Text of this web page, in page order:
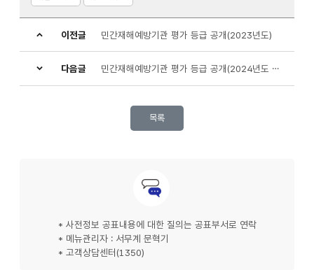
이전글 민간재해예방기관 평가 등급 공개(2023년도)
다음글 민간재해예방기관 평가 등급 공개(2024년도 하반기)
목록
* 사전정보 공표내용에 대한 질의는 공표부서로 연락
* 메뉴관리자 : 서무계 문혁기
* 고객상담센터(1350)